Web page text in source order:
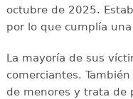
octubre de 2025.
por lo que cumplía
La mayoría de sus
comerciantes.
de menores y trata de